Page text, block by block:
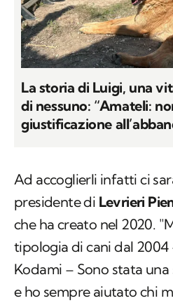
La storia di Luigi, una
di nessuno: “Amateli:
giustificazione
Ad accoglierli infatti ci
presidente di Levrieri
che ha creato nel 2020.
tipologia di cani dal 2004
Kodami – Sono stata
e ho sempre aiutato chi